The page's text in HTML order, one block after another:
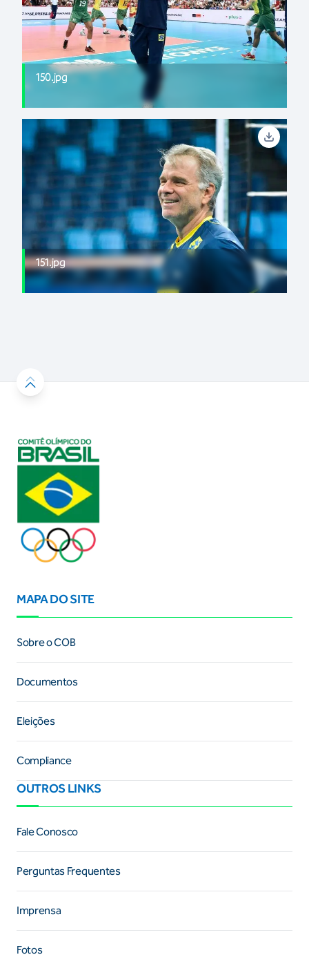
150.jpg
151.jpg
MAPA DO SITE
Sobre o COB
Documentos
Eleições
Compliance
OUTROS LINKS
Fale Conosco
Perguntas Frequentes
Imprensa
Fotos